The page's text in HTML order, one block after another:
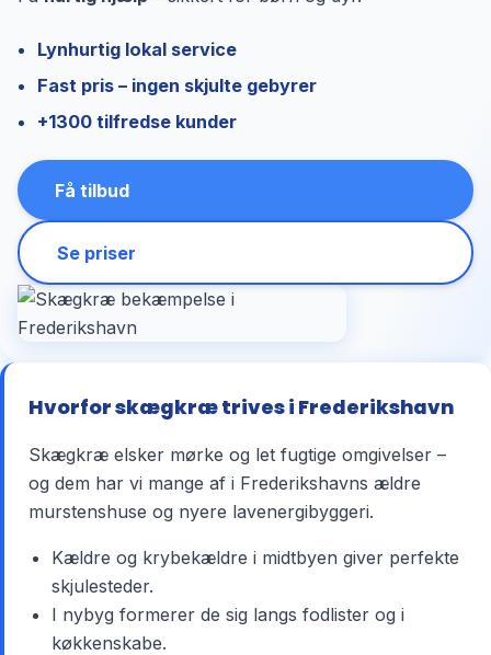
Lynhurtig lokal service
Fast pris – ingen skjulte gebyrer
+1300 tilfredse kunder
Få tilbud
Se priser
Hvorfor skægkræ trives i Frederikshavn
Skægkræ elsker mørke og let fugtige omgivelser –
og dem har vi mange af i Frederikshavns ældre
murstenshuse og nyere lavenergibyggeri.
Kældre og krybekældre i midtbyen giver perfekte
skjulesteder.
I nybyg formerer de sig langs fodlister og i
køkkenskabe.